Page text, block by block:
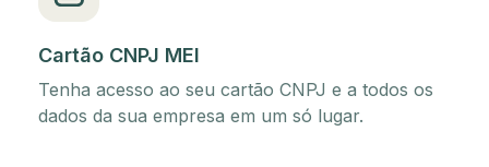
Cartão CNPJ MEI
Tenha acesso ao seu cartão CNPJ e a todos os
dados da sua empresa em um só lugar.